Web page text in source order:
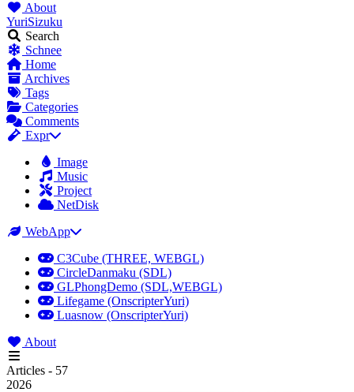
About
YuriSizuku
Search
Schnee
Home
Archives
Tags
Categories
Comments
Expr
Image
Music
Project
NetDisk
WebApp
C3Cube (THREE, WEBGL)
CircleDanmaku (SDL)
GLPhongDemo (SDL,WEBGL)
Lifegame (OnscripterYuri)
Luasnow (OnscripterYuri)
About
Articles - 57
2026